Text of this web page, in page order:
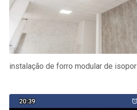
instalação de forro modular de isopor